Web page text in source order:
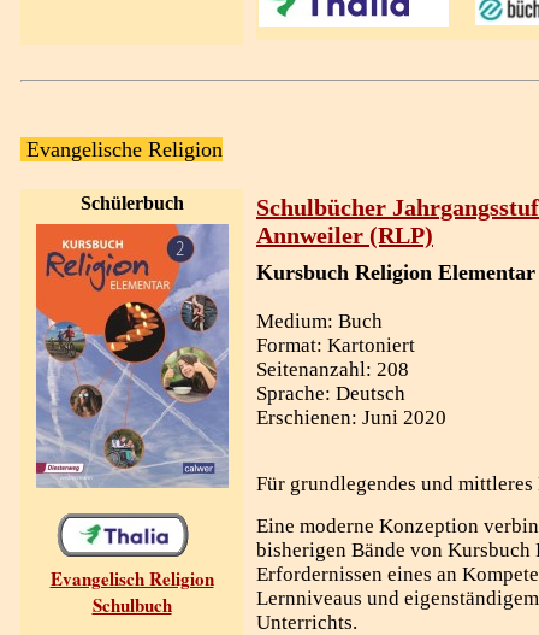
Evangelische Religion
Schülerbuch
Evangelisch Religion
Schulbuch
Schulbücher
Annweiler (RLP)
Kursbuch Religion Elementar
Medium: Buch
Format: Kartoniert
Seitenanzahl: 208
Sprache: Deutsch
Erschienen: Juni 2020
Für grundlegendes und
Eine moderne Konzeption
bisherigen Bände von
Erfordernissen eines an
Lernniveaus und
Unterrichts.